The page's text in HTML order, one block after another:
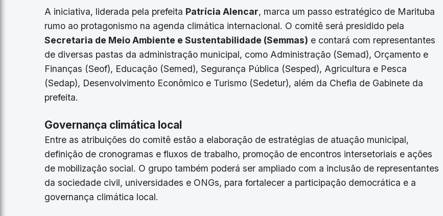
A iniciativa, liderada pela prefeita Patrícia Alencar, marca um passo estratégico de Marituba
rumo ao protagonismo na agenda climática internacional. O comitê será presidido pela
Secretaria de Meio Ambiente e Sustentabilidade (Semmas) e contará com representantes
de diversas pastas da administração municipal, como Administração (Semad), Orçamento e
Finanças (Seof), Educação (Semed), Segurança Pública (Sesped), Agricultura e Pesca
(Sedap), Desenvolvimento Econômico e Turismo (Sedetur), além da Chefia de Gabinete da
prefeita.
Governança climática local
Entre as atribuições do comitê estão a elaboração de estratégias de atuação municipal,
definição de cronogramas e fluxos de trabalho, promoção de encontros intersetoriais e ações
de mobilização social. O grupo também poderá ser ampliado com a inclusão de representantes
da sociedade civil, universidades e ONGs, para fortalecer a participação democrática e a
governança climática local.